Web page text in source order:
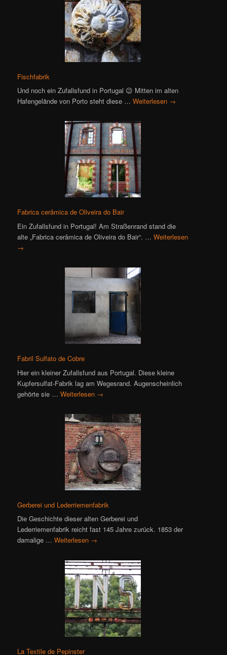
Fischfabrik
Und noch ein Zufallsfund in Portugal 😉 Mitten im alten
Hafengelände von Porto steht diese …Weiterlesen →
Fabrica cerâmica de Oliveira do Bair
Ein Zufallsfund in Portugal! Am Straßenrand stand die
alte „Fabrica cerâmica de Oliveira do Bair“. …Weiterlesen
→
Fabril Sulfato de Cobre
Hier ein kleiner Zufallsfund aus Portugal. Diese kleine
Kupfersulfat-Fabrik lag am Wegesrand. Augenscheinlich
gehörte sie …Weiterlesen →
Gerberei und Lederriemenfabrik
Die Geschichte dieser alten Gerberei und
Lederriemenfabrik reicht fast 145 Jahre zurück. 1853 der
damalige …Weiterlesen →
La Textile de Pepinster